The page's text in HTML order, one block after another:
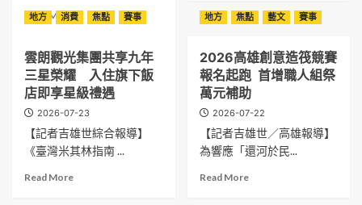
四
歲
島，
月
28
日
抵
達
終
點
系
劉
人
仁
勇
荷
蘭
家
榮
登
米
其
再
摘
酒
Read MoreRead
高
市
圖
芽
獎
位
about
高
勞
工
局
表
揚
績
優
解
地方 消費 焦點 賽事
雲朗觀光集團共享九年
三星榮耀 入住旗下飯
店即享星級禮遇
2026-07-23
【記者吉雄世綜合報導】
《臺灣米其林指南 ...
Read MoreRead
地方 焦點 藝文 賽事
2026高雄創意造筏競賽
報名起跑 首增職人組祭
萬元補助
2026-07-22
【記者吉雄世／高雄報導】
為響應「還河於民...
Read MoreRead